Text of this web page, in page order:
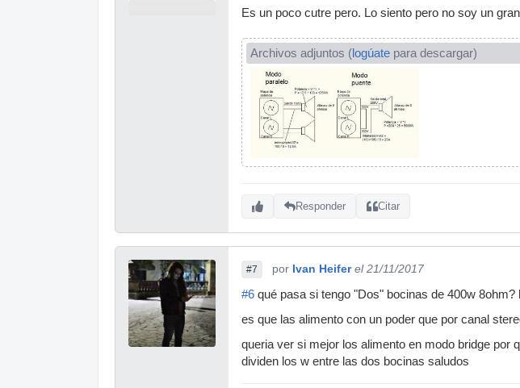
Es un poco cutre pero. Lo siento pero no soy un
Archivos adjuntos (logúate para descargar)
Responder Citar
#7 por Ivan Heifer el 21/11/2017
#6 qué pasa si tengo "Dos" bocinas de 400w
es que las alimento con un poder que por canal
queria ver si mejor los alimento en modo bridge por
dividen los w entre las dos bocinas saludos